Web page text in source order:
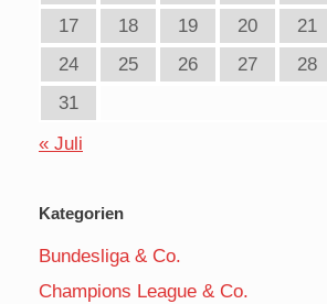
17
18 19 20 21
24
25 26 27 28
31
« Juli
Kategorien
Bundesliga & Co.
Champions League & Co.